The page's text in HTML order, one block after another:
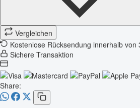
Vergleichen
Kostenlose Rücksendung innerhalb von
Sichere Transaktion
Share: